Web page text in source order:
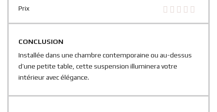
Prix
CONCLUSION
Installée dans une chambre contemporaine ou au-dessus
d’une petite table, cette suspension illuminera votre
intérieur avec élégance.